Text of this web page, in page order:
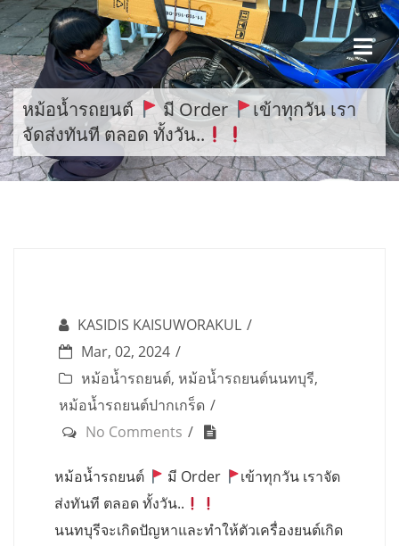
Skip
to
content
หม้อน้ำรถยนต์ มี Order
เข้าทุกวัน เรา
จัดส่งทันที ตลอด ทั้งวัน..
KASIDIS KAISUWORAKUL
Mar, 02, 2024
หม้อน้ำรถยนต์, หม้อน้ำรถยนต์นนทบุรี,
หม้อน้ำรถยนต์ปากเกร็ด
No Comments
หม้อน้ำรถยนต์ มี Order
เข้าทุกวัน เราจัด
ส่งทันที ตลอด ทั้งวัน..
นนทบุรีจะเกิดปัญหาและทำให้ตัวเครื่องยนต์เกิด